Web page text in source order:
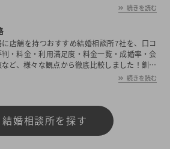
均初婚年齢は、男性が29.8歳、女性が28.4歳と
共に日本全国の平均初婚年齢と比べ低い。あな
収や職業、ご希望に沿った理想の相手を函館
けたいとお考えの方は是非ご覧ください。
続きを読む
に店舗を持つおすすめ結婚相談所7社を、口コ
判・料金・利用満足度・料金一覧・成婚率・会
など、様々な観点から徹底比較しました！釧路
均初婚年齢は、男性が29.8歳、女性が28.4歳と
共に日本全国の平均初婚年齢と比べ低い。あな
けたいとお考えの方は是非ご覧ください。
続きを読む
結婚相談所を探す